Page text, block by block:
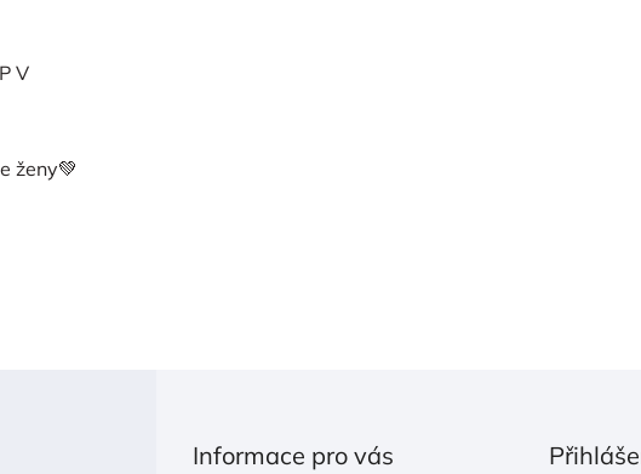
V
ženy💚
Informace pro vás